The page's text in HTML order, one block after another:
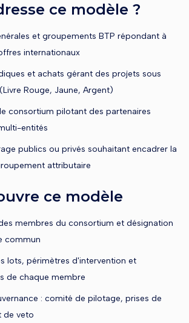
ce modèle ?
et groupements BTP répondant à
internationaux
et achats gérant des projets sous
Rouge, Jaune, Argent)
consortium pilotant des partenaires
entités
publics ou privés souhaitant encadrer la
attributaire
ce modèle
membres du consortium et désignation
commun
lots, périmètres d'intervention et
de chaque membre
: comité de pilotage, prises de
de veto